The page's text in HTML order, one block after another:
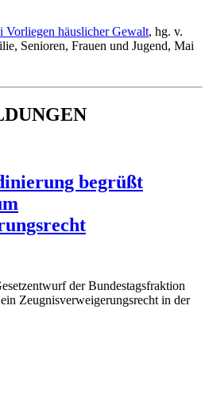
Vorliegen häuslicher Gewalt, hg. v.
Senioren, Frauen und Jugend, Mai
begrüßt
der Bundestagsfraktion
Zeugnisverweigerungsrecht in der